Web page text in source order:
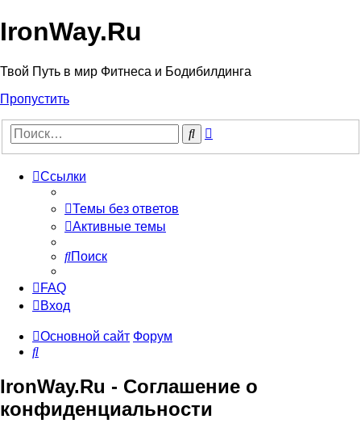
IronWay.Ru
Твой Путь в мир Фитнеса и Бодибилдинга
Пропустить
Поиск
Ссылки
Темы без ответов
Активные темы
Поиск
FAQ
Вход
Основной сайт Форум
Поиск
IronWay.Ru - Соглашение о
конфиденциальности